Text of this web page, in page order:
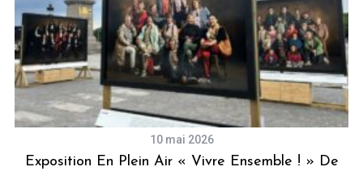
10 mai 2026
Exposition En Plein Air « Vivre Ensemble ! » De